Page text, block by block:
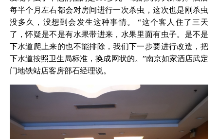
每半个月左右都会对房间进行一次杀虫，这次也是刚杀虫
没多久，没想到会发生这种事情。 “这个客人住了三天
了，怀疑是不是有水果带进来，水果里面有虫子。是不是
下水道爬上来的也不能排除，我们下一步要进行改造，把
下水道按照卫生局标准，换成网状的。”南京如家酒店武定
门地铁站店客房部石经理说。